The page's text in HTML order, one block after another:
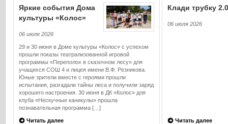
и
Московский
комплекса
Яркие события Дома
культуры «Колос»
06 июля 2026
29 и 30 июня в Доме культуры «Колос» с успехом
прошли показы театрализованной игровой
программы «Переполох в сказочном лесу» для
учащихся СОШ 4 и лицея имени В.Ф. Резникова.
Юные зрители вместе с героями прошли
испытания, разгадали тайны леса и получили заряд
хорошего настроения. 30 июня в ДК «Колос» для
клуба «Нескучные каникулы» прошла
познавательная программа […]
Читать далее
Клади трубку 2.0
06 июля 2026
Читать далее